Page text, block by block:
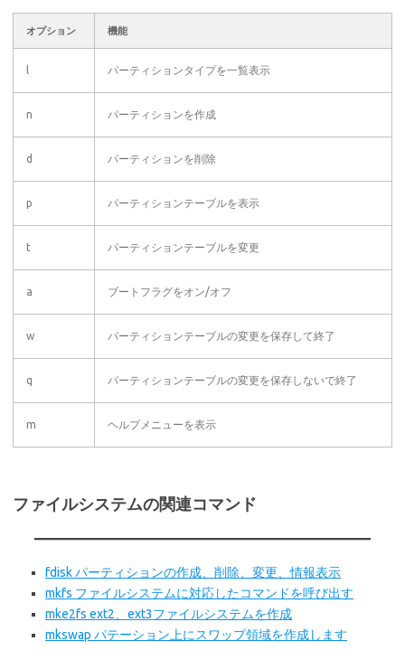
オプション 機能
パーティションタイプを一覧表示
n パーティションを作成
d パーティションを削除
p パーティションテーブルを表示
t パーティションテーブルを変更
a ブートフラグをオン/オフ
w パーティションテーブルの変更を保存して終了
q パーティションテーブルの変更を保存しないで終了
m ヘルプメニューを表示
ファイルシステムの関連コマンド
fdisk パーティションの作成、削除、変更、情報表示
mkfs ファイルシステムに対応したコマンドを呼び出す
mke2fs ext2、ext3ファイルシステムを作成
mkswap パテーション上にスワップ領域を作成します